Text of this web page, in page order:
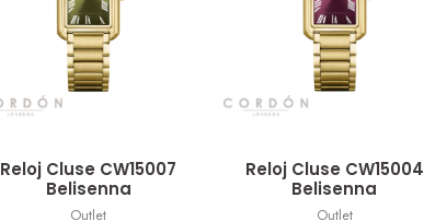
Reloj Cluse CW15007
Belisenna
Outlet
Reloj Cluse CW15004
Belisenna
Outlet